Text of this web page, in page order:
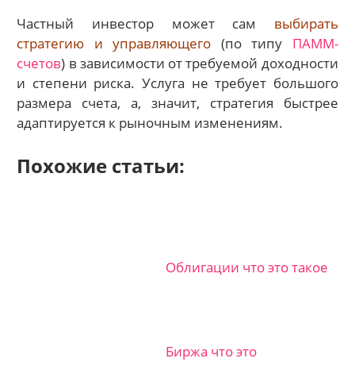
Частный инвестор может сам выбирать
стратегию и управляющего (по типу ПАММ-
счетов) в зависимости от требуемой доходности
и степени риска. Услуга не требует большого
размера счета, а, значит, стратегия быстрее
адаптируется к рыночным изменениям.
Похожие статьи:
Облигации что это такое
Биржа что это